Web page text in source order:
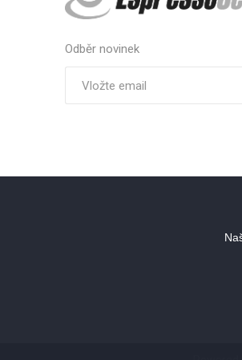
Odběr novinek